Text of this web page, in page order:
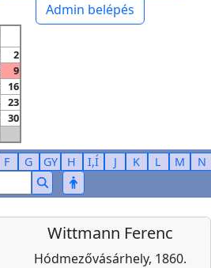
Admin belépés
2
9
16
23
30
F G GY H I,Í J K L M
N
Wittmann Ferenc
Hódmezővásárhely, 1860.